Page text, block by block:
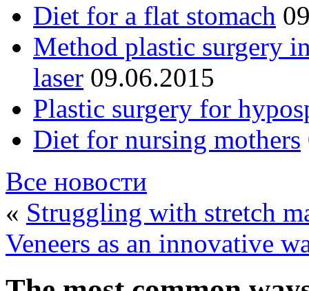
Diet for a flat stomach
Method plastic surgery
laser 09.06.2015
Plastic surgery for
Diet for nursing mothers
Все новости
« Struggling with stretch
Veneers as an innovative